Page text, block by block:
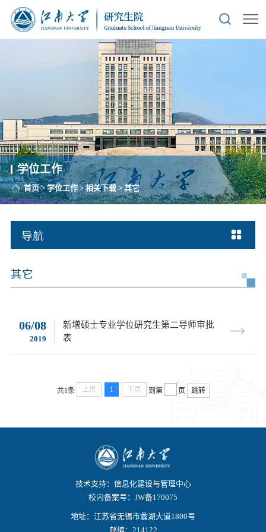
学位工作
首页>学位工作>相关下载 >其它
导航
其它
06/08
2019
新增硕士专业学位研究生第二导师审批
表
共1条 上页 1 下页 到第 页 跳转
技术支持：信息化建设与管理中心
校内备案号：JW备170075
地址：江苏省无锡市蠡湖大道1800号
邮编：214122